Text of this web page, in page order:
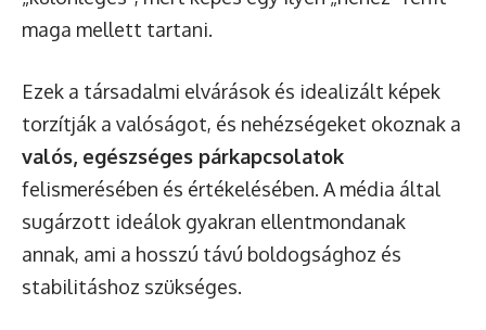
maga mellett tartani.
Ezek a társadalmi elvárások és idealizált képek
torzítják a valóságot, és nehézségeket okoznak a
valós, egészséges párkapcsolatok
felismerésében és értékelésében. A média által
sugárzott ideálok gyakran ellentmondanak
annak, ami a hosszú távú boldogsághoz és
stabilitáshoz szükséges.